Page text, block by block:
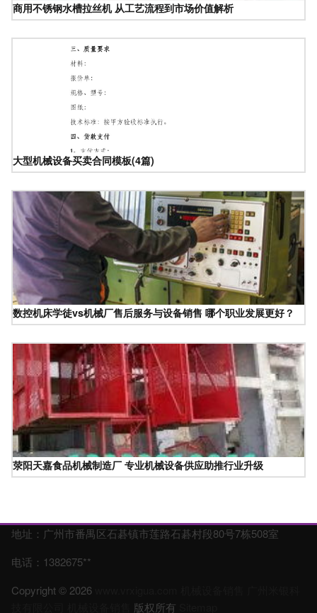
商用不锈钢水槽拉丝机 从工艺流程到市场价值解析
大型机械设备买卖合同模板(4篇)
数控机床学徒vs机械厂售后服务与设备销售 哪个职业发展更好？
荥阳天嘉食品机械制造厂 专业机械设备供应助推行业升级
地址：广州市番禺区石碁镇市莲路石碁村段80号7栋508室
电话：1382675**
Copyright © 2026
版权所有